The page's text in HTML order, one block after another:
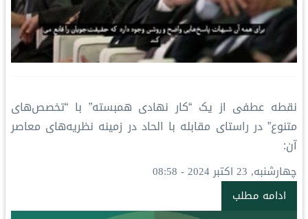
نقطه عطفی از یک “کار نهادی همبسته” با “تخصص‌های
متنوع” در راستای مقابله با الحاد در زمینه نظریه‌های معاصر
آن:
چهارشنبه, 23 اکتبر 2024 - 08:58
ادامه مطلب